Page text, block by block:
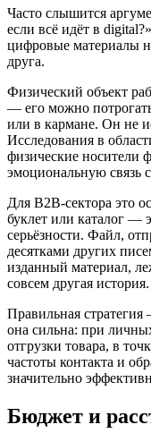
Часто слышится
если всё идёт в
цифровые материалы
друга.
Физический объект
— его можно
или в кармане. Он не
Исследования в
физические носители
эмоциональную связь
Для B2B-сектора это
буклет или каталог —
серьёзности. Файл,
десятками других
изданный материал,
совсем другая история.
Правильная
она сильна: при
отгрузки товара, в
частоты контакта и
значительно
Бюджет и